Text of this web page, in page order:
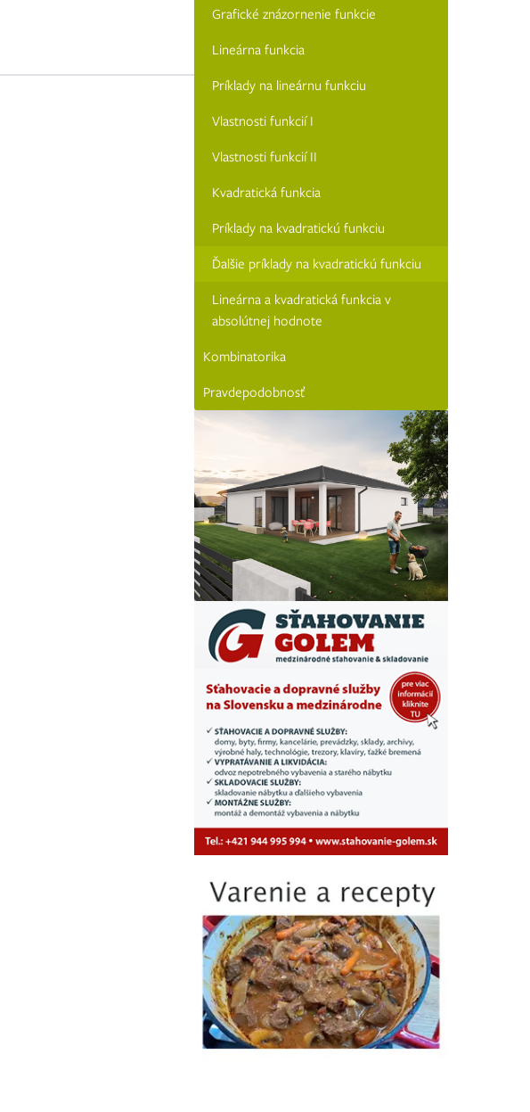
Grafické znázornenie funkcie
Lineárna funkcia
Príklady na lineárnu funkciu
Vlastnosti funkcií I
Vlastnosti funkcií II
Kvadratická funkcia
Príklady na kvadratickú funkciu
Ďalšie príklady na kvadratickú funkciu
Lineárna a kvadratická funkcia v
absolútnej hodnote
Kombinatorika
Pravdepodobnosť